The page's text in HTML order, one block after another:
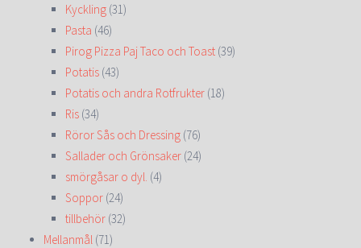
Kyckling (31)
Pasta (46)
Pirog Pizza Paj Taco och Toast (39)
Potatis (43)
Potatis och andra Rotfrukter (18)
Ris (34)
Röror Sås och Dressing (76)
Sallader och Grönsaker (24)
smörgåsar o dyl. (4)
Soppor (24)
tillbehör (32)
Mellanmål (71)